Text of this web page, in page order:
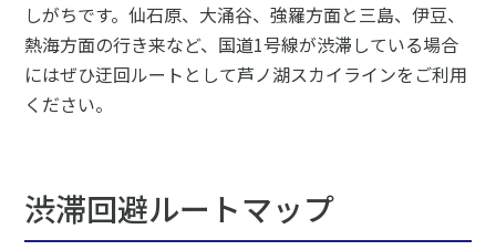
しがちです。仙石原、大涌谷、強羅方面と三島、伊豆、
熱海方面の行き来など、国道1号線が渋滞している場合
にはぜひ迂回ルートとして芦ノ湖スカイラインをご利用
ください。
渋滞回避ルートマップ